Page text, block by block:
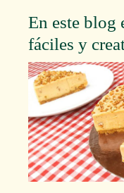
En este blog
fáciles y